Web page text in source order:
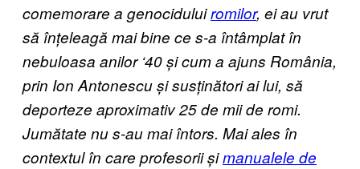
comemorare a genociduluiromilor, ei au vrut
să înțeleagă mai bine ce s-a întâmplat în
nebuloasa anilor ‘40 și cum a ajuns România,
prin Ion Antonescu și susținători ai lui, să
deporteze aproximativ 25 de mii de romi.
Jumătate nu s-au mai întors. Mai ales în
contextul în care profesorii șimanualele de